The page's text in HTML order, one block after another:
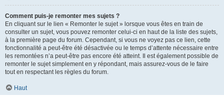
Comment puis-je remonter mes sujets ?
En cliquant sur le lien « Remonter le sujet » lorsque vous êtes en train de
consulter un sujet, vous pouvez remonter celui-ci en haut de la liste des sujets,
à la première page du forum. Cependant, si vous ne voyez pas ce lien, cette
fonctionnalité a peut-être été désactivée ou le temps d’attente nécessaire entre
les remontées n’a peut-être pas encore été atteint. Il est également possible de
remonter le sujet simplement en y répondant, mais assurez-vous de le faire
tout en respectant les règles du forum.
Haut